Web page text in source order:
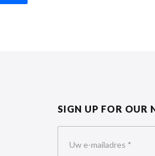
SIGN UP FOR OUR
Uw e-mailadres *